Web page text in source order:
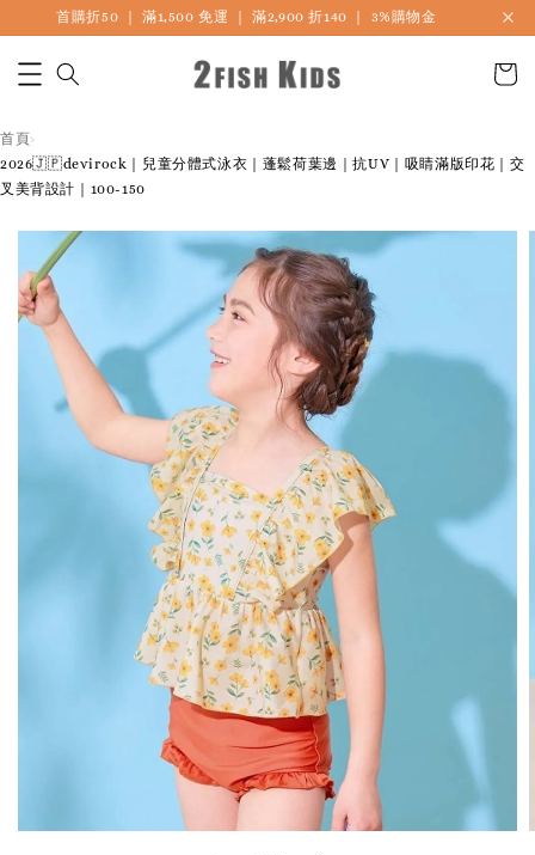
首購折50 ｜ 滿1,500 免運 ｜ 滿2,900 折140 ｜ 3%購物金
首頁›
2026🇯🇵devirock｜兒童分體式泳衣｜蓬鬆荷葉邊｜抗UV｜吸睛滿版印花｜交
叉美背設計｜100-150